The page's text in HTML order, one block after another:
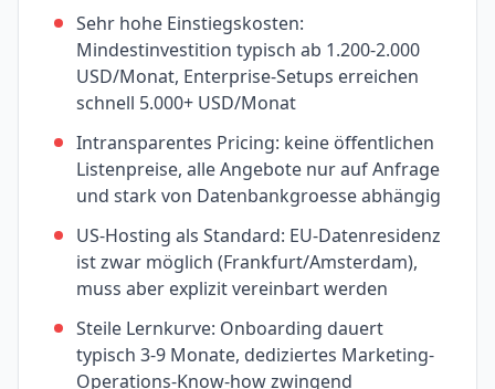
Sehr hohe Einstiegskosten:
Mindestinvestition typisch ab 1.200-2.000
USD/Monat, Enterprise-Setups erreichen
schnell 5.000+ USD/Monat
Intransparentes Pricing: keine öffentlichen
Listenpreise, alle Angebote nur auf Anfrage
und stark von Datenbankgroesse abhängig
US-Hosting als Standard: EU-Datenresidenz
ist zwar möglich (Frankfurt/Amsterdam),
muss aber explizit vereinbart werden
Steile Lernkurve: Onboarding dauert
typisch 3-9 Monate, dediziertes Marketing-
Operations-Know-how zwingend